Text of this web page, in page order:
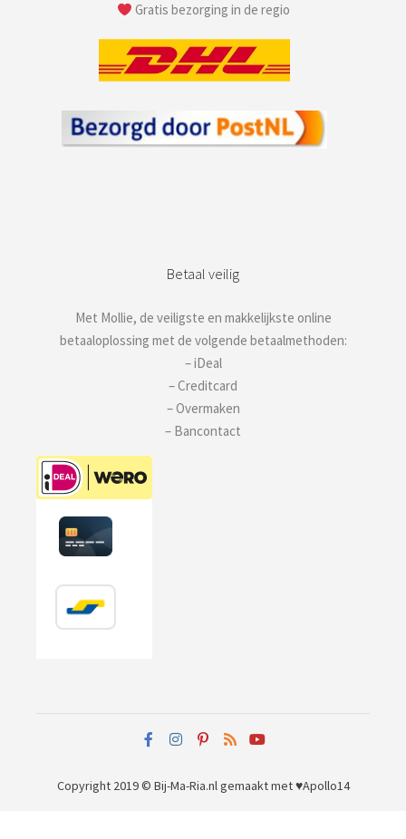
Gratis bezorging in de regio
Betaal veilig
Met Mollie, de veiligste en makkelijkste online
betaaloplossing met de volgende betaalmethoden:
– iDeal
– Creditcard
– Overmaken
– Bancontact
Copyright 2019 © Bij-Ma-Ria.nlgemaakt met ♥Apollo14